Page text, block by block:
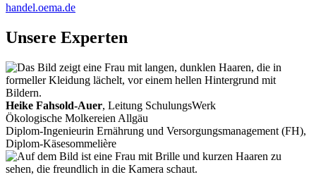
handel.oema.de
Unsere Experten
Heike Fahsold-Auer, Leitung SchulungsWerk
Ökologische Molkereien Allgäu
Diplom-Ingenieurin Ernährung und Versorgungsmanagement (FH),
Diplom-Käsesommelière